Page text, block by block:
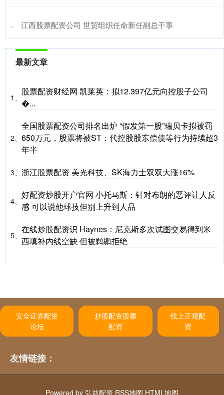
​江西股票配资公司 世贸组织任命新任副总干事
最新文章
1、
股票配资财经网 凯莱英：拟12.397亿元向控股子公司
�...
2、
全国股票配资公司排名出炉 “假发第一股”瑞贝卡拟被罚
650万元，股票将被ST：代控股股东偿债等行为持续超3
年半
3、 浙江股票配资 美光科技、SK海力士双双大涨16%
4、
好配资炒股开户官网 小托马斯：针对布朗的恶评让人反
感 可以说他球技但别上升到人品
5、
在线炒股配资识 Haynes：尼克斯多次试图交易得到米
西填补内线空缺 但被鹈鹕拒绝
安全证券配资
论坛
炒股配资股票
配资
线上正规配
资
友情链接：
Powered by 弘益配资 RSS地图 HTML地图